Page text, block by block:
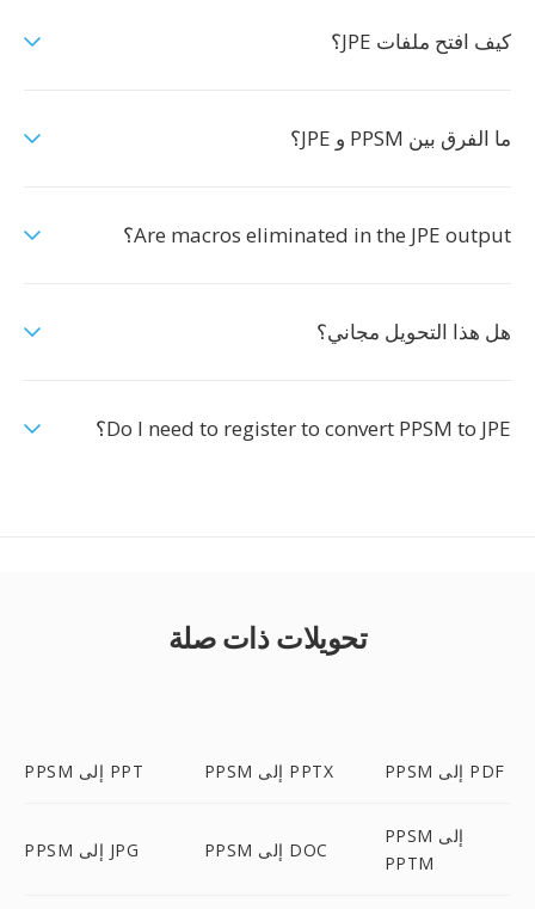
كيف افتح ملفات JPE؟
ما الفرق بين PPSM و JPE؟
Are macros eliminated in the JPE output؟
هل هذا التحويل مجاني؟
Do I need to register to convert PPSM to JPE؟
تحويلات ذات صلة
PPSM إلى PPT PPSM إلى PPTX PPSM إلى PDF
PPSM إلى JPG PPSM إلى DOC
PPSM إلى
PPTM